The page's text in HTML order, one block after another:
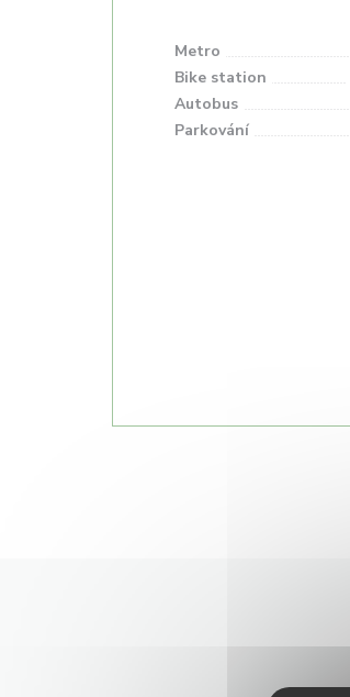
Metro
Bike station
Autobus
Parkování